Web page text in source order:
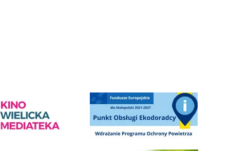
w Wieliczce
Punkt Obsługi Ekodoradcy Wieliczka